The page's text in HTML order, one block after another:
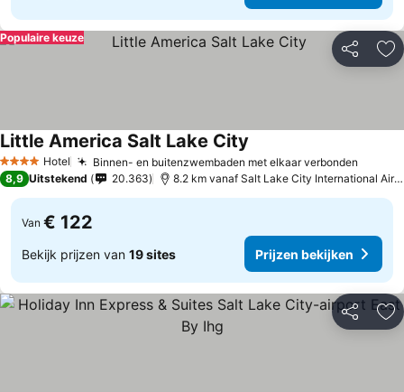
Delen
Populaire keuze
4 SterrenHotel Binnen- en buitenzwembaden met elkaar verbonden
Little America Salt Lake City
8,9 Uitstekend 20.363 8.2 km vanaf Salt Lake City International
Van € 122
Bekijk prijzen van 19 sites Prijzen bekijken
Delen